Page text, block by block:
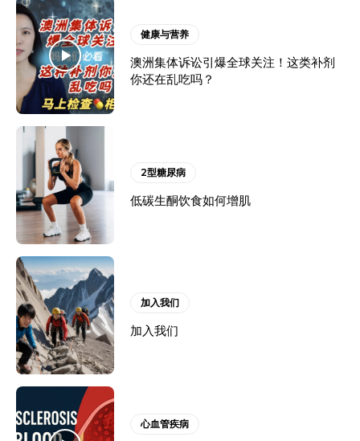
健康与营养
澳洲集体诉讼引爆全球关注！这类补剂
你还在乱吃吗？
2型糖尿病
低碳生酮饮食如何增肌
加入我们
加入我们
心血管疾病